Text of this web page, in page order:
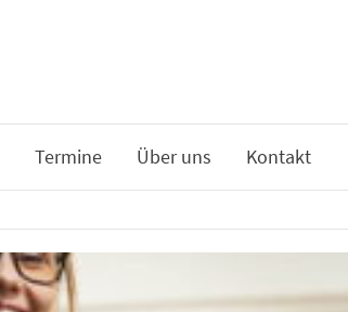
Termine Über uns Kontakt